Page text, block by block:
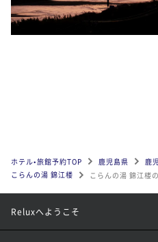
ホテル•旅館予約TOP 鹿児島県
鹿
こらんの湯 錦江楼
こらんの湯 錦江楼
ペー
Reluxへようこそ